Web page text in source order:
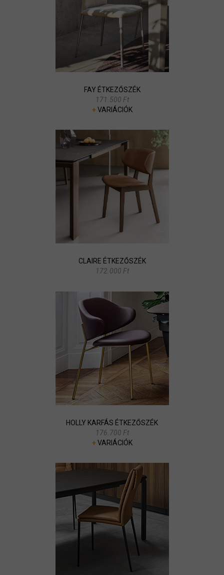
FAY ÉTKEZŐSZÉK
171.500 Ft
+VARIÁCIÓK
CLAIRE ÉTKEZŐSZÉK
172.000 Ft
HOLLY KARFÁS ÉTKEZŐSZÉK
176.700 Ft
+VARIÁCIÓK